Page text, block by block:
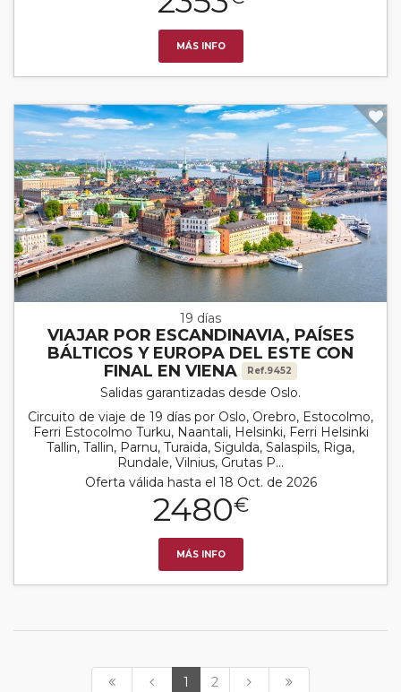
MÁS INFO
19 días
VIAJAR POR ESCANDINAVIA, PAÍSES
BÁLTICOS Y EUROPA DEL ESTE CON
FINAL EN VIENA
Ref.9452
Salidas garantizadas desde Oslo.
Circuito de viaje de 19 días por Oslo, Orebro, Estocolmo,
Ferri Estocolmo Turku, Naantali, Helsinki, Ferri Helsinki
Tallin, Tallin, Parnu, Turaida, Sigulda, Salaspils, Riga,
Rundale, Vilnius, Grutas P...
Oferta válida hasta el 18 Oct. de 2026
2480€
MÁS INFO
1 2